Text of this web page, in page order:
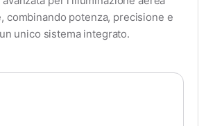
combinando potenza, precisione e
unico sistema integrato.